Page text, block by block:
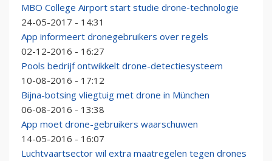
MBO College Airport start studie drone-technologie
24-05-2017 - 14:31
App informeert dronegebruikers over regels
02-12-2016 - 16:27
Pools bedrijf ontwikkelt drone-detectiesysteem
10-08-2016 - 17:12
Bijna-botsing vliegtuig met drone in München
06-08-2016 - 13:38
App moet drone-gebruikers waarschuwen
14-05-2016 - 16:07
Luchtvaartsector wil extra maatregelen tegen drones